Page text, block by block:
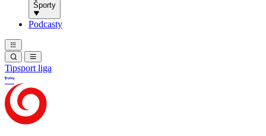
Športy
Podcasty
Tipsport liga